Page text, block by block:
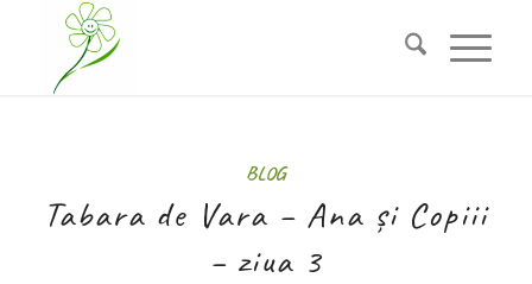
BLOG
Tabara de Vara – Ana și Copiii
– ziua 3